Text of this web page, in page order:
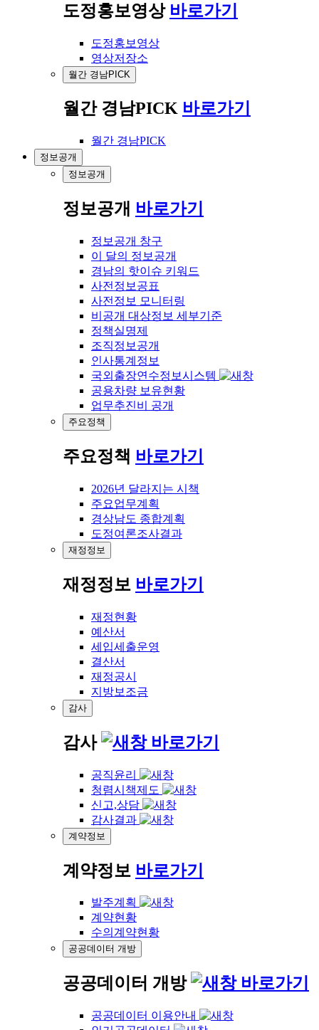
도정홍보영상 바로가기
도정홍보영상
영상저장소
월간 경남PICK
월간 경남PICK 바로가기
월간 경남PICK
정보공개
정보공개
정보공개 바로가기
정보공개 창구
이 달의 정보공개
경남의 핫이슈 키워드
사전정보공표
사전정보 모니터링
비공개 대상정보 세부기준
정책실명제
조직정보공개
인사통계정보
국외출장연수정보시스템
공용차량 보유현황
업무추진비 공개
주요정책
주요정책 바로가기
2026년 달라지는 시책
주요업무계획
경상남도 종합계획
도정여론조사결과
재정정보
재정정보 바로가기
재정현황
예산서
세입세출운영
결산서
재정공시
지방보조금
감사
감사 바로가기
공직윤리
청렴시책제도
신고,상담
감사결과
계약정보
계약정보 바로가기
발주계획
계약현황
수의계약현황
공공데이터 개방
공공데이터 개방 바로가기
공공데이터 이용안내